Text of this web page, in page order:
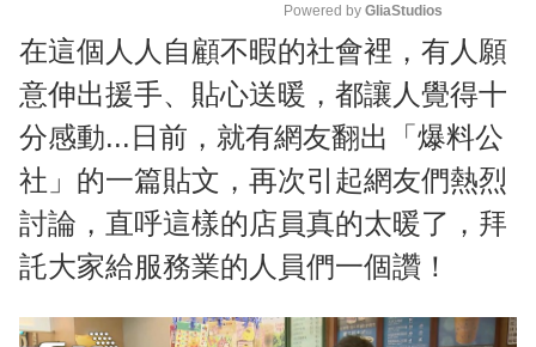
M
u
t
e
Powered by GliaStudios
在這個人人自顧不暇的社會裡，有人願
意伸出援手、貼心送暖，都讓人覺得十
分感動...日前，就有網友翻出「爆料公
社」的一篇貼文，再次引起網友們熱烈
討論，直呼這樣的店員真的太暖了，拜
託大家給服務業的人員們一個讚！